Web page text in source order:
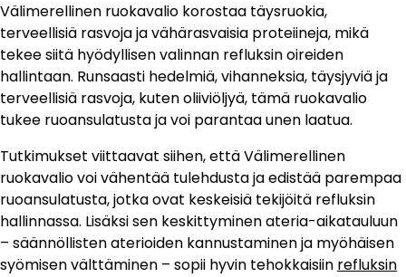
Välimerellinen ruokavalio korostaa täysruokia,
terveellisiä rasvoja ja vähärasvaisia proteiineja, mikä
tekee siitä hyödyllisen valinnan refluksin oireiden
hallintaan. Runsaasti hedelmiä, vihanneksia, täysjyviä ja
terveellisiä rasvoja, kuten oliiviöljyä, tämä ruokavalio
tukee ruoansulatusta ja voi parantaa unen laatua.
Tutkimukset viittaavat siihen, että Välimerellinen
ruokavalio voi vähentää tulehdusta ja edistää parempaa
ruoansulatusta, jotka ovat keskeisiä tekijöitä refluksin
hallinnassa. Lisäksi sen keskittyminen ateria-aikatauluun
– säännöllisten aterioiden kannustaminen ja myöhäisen
syömisen välttäminen – sopii hyvin tehokkaisiin refluksin